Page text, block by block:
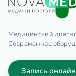
Медицинский
Современное
Запись онлайн